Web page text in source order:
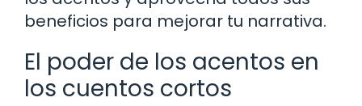
beneficios para mejorar tu narrativa.
El poder de los acentos en
los cuentos cortos